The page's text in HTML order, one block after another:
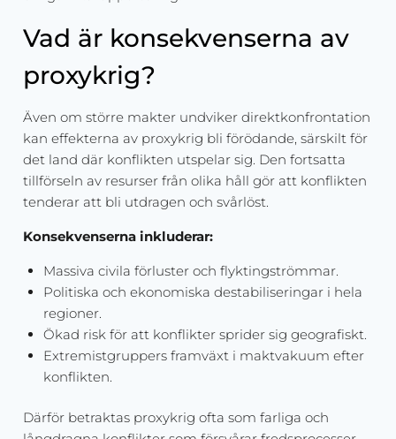
Vad är konsekvenserna av
proxykrig?
Även om större makter undviker direktkonfrontation
kan effekterna av proxykrig bli förödande, särskilt för
det land där konflikten utspelar sig. Den fortsatta
tillförseln av resurser från olika håll gör att konflikten
tenderar att bli utdragen och svårlöst.
Konsekvenserna inkluderar:
Massiva civila förluster och flyktingströmmar.
Politiska och ekonomiska destabiliseringar i hela
regioner.
Ökad risk för att konflikter sprider sig geografiskt.
Extremistgruppers framväxt i maktvakuum efter
konflikten.
Därför betraktas proxykrig ofta som farliga och